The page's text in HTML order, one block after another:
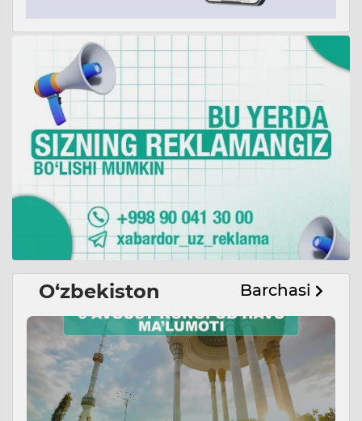
O‘zbekiston Barchasi